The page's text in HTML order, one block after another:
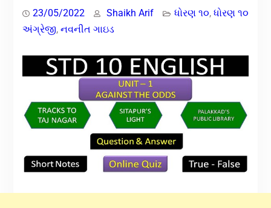
23/05/2022 Shaikh Arif ધોરણ ૧૦, ધોરણ ૧૦
અંગ્રેજી, નવનીત ગાઇડ